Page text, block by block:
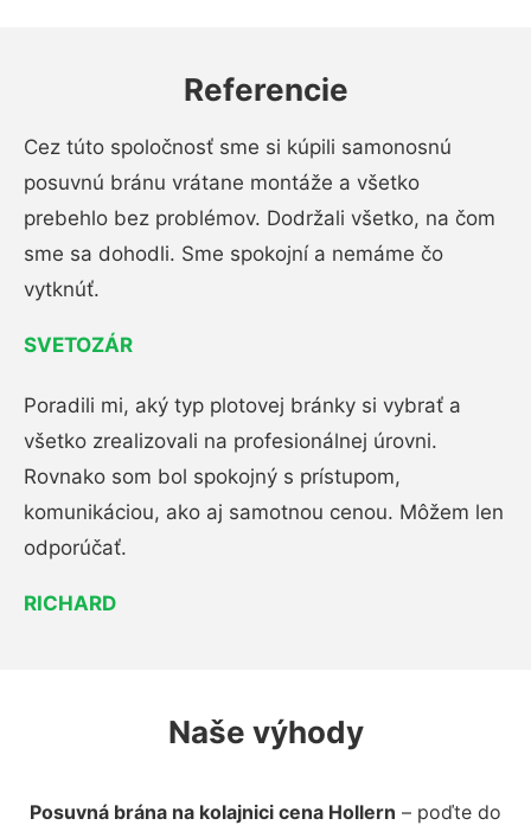
Referencie
Cez túto spoločnosť sme si kúpili samonosnú
posuvnú bránu vrátane montáže a všetko
prebehlo bez problémov. Dodržali všetko, na čom
sme sa dohodli. Sme spokojní a nemáme čo
vytknúť.
SVETOZÁR
Poradili mi, aký typ plotovej bránky si vybrať a
všetko zrealizovali na profesionálnej úrovni.
Rovnako som bol spokojný s prístupom,
komunikáciou, ako aj samotnou cenou. Môžem len
odporúčať.
RICHARD
Naše výhody
Posuvná brána na kolajnici cena Hollern – poďte do